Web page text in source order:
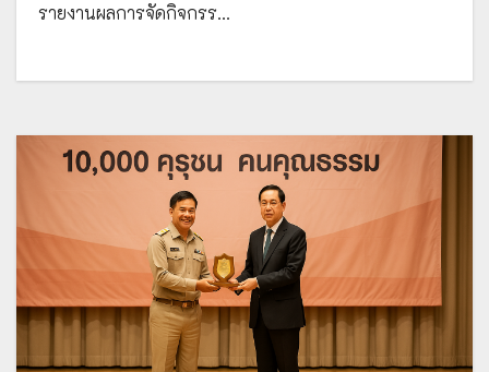
รายงานผลการจัดกิจกรร…